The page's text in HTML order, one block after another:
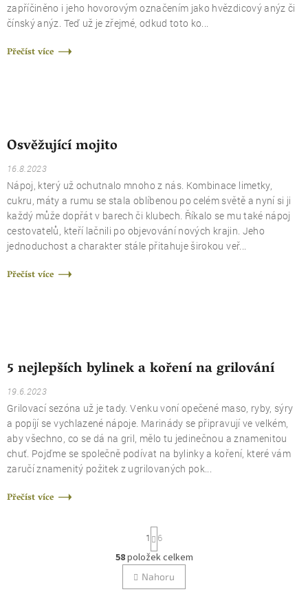
zapříčiněno i jeho hovorovým označením jako hvězdicový anýz či
čínský anýz. Teď už je zřejmé, odkud toto ko...
Přečíst více
Osvěžující mojito
16.8.2023
Nápoj, který už ochutnalo mnoho z nás. Kombinace limetky,
cukru, máty a rumu se stala oblíbenou po celém světě a nyní si ji
každý může dopřát v barech či klubech. Říkalo se mu také nápoj
cestovatelů, kteří lačnili po objevování nových krajin. Jeho
jednoduchost a charakter stále přitahuje širokou veř...
Přečíst více
5 nejlepších bylinek a koření na grilování
19.6.2023
Grilovací sezóna už je tady. Venku voní opečené maso, ryby, sýry
a popíjí se vychlazené nápoje. Marinády se připravují ve velkém,
aby všechno, co se dá na gril, mělo tu jedinečnou a znamenitou
chuť. Pojďme se společně podívat na bylinky a koření, které vám
zaručí znamenitý požitek z ugrilovaných pok...
Přečíst více
O
v
l
S
t
r
á
n
k
o
1 6
58položek celkem
Nahoru